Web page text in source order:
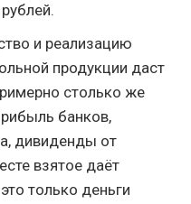
и реализацию
продукции даст
столько же
банков,
дивиденды от
взятое даёт
только деньги